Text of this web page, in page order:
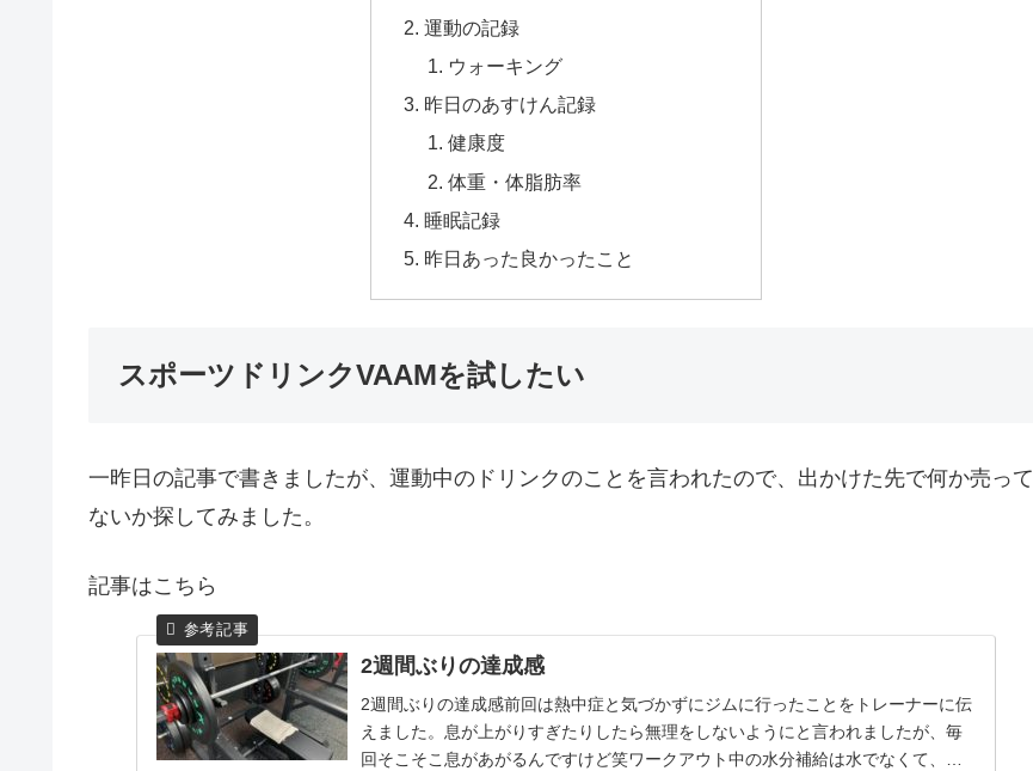
運動の記録
ウォーキング
昨日のあすけん記録
健康度
体重・体脂肪率
睡眠記録
昨日あった良かったこと
スポーツドリンクVAAMを試したい
一昨日の記事で書きましたが、運動中のドリンクのことを言われたので、出かけた先で何か売って
ないか探してみました。
記事はこちら
2週間ぶりの達成感
2週間ぶりの達成感前回は熱中症と気づかずにジムに行ったことをトレーナーに伝
えました。息が上がりすぎたりしたら無理をしないようにと言われましたが、毎
回そこそこ息があがるんですけど笑ワークアウト中の水分補給は水でなくて、ス